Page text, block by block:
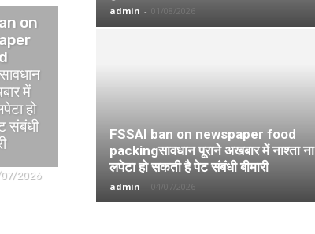
on
में
हो
संबंधी
2026
admin - 01/08/2026
FSSAI ban on newspaper food
packingसावधान पूराने अखबार में नाश्ता ना
लपेटा हो सकती है पेट संबंधी बीमारी
admin - 04/07/2026